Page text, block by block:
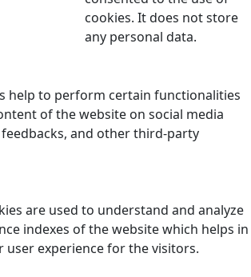
cookies. It does not store
any personal data.
help to perform certain functionalities
of the website on social media
and other third-party
are used to understand and analyze
indexes of the website which helps in
user experience for the visitors.